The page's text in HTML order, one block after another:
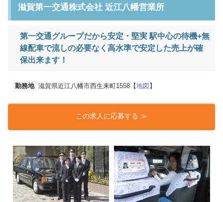
滋賀第一交通株式会社 近江八幡営業所
第一交通グループだから安定・堅実 駅中心の待機+無
線配車で流しの必要なく高水準で安定した売上が確
保出来ます！
勤務地 滋賀県近江八幡市西生来町1558【地図】
この求人に応募する ≫